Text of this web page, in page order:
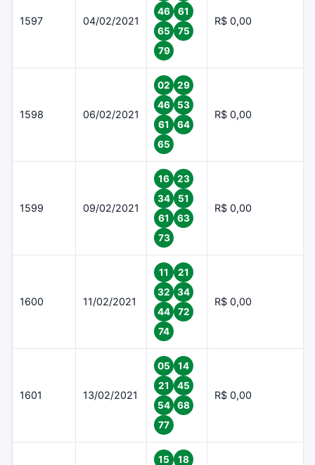
1597 04/02/2021
46
61
65
75
79
R$ 0,00
1598 06/02/2021
02
29
46
53
61
64
65
R$ 0,00
1599 09/02/2021
16
23
34
51
61
63
73
R$ 0,00
1600 11/02/2021
11
21
32
34
44
72
74
R$ 0,00
1601 13/02/2021
05
14
21
45
54
68
77
R$ 0,00
15 18